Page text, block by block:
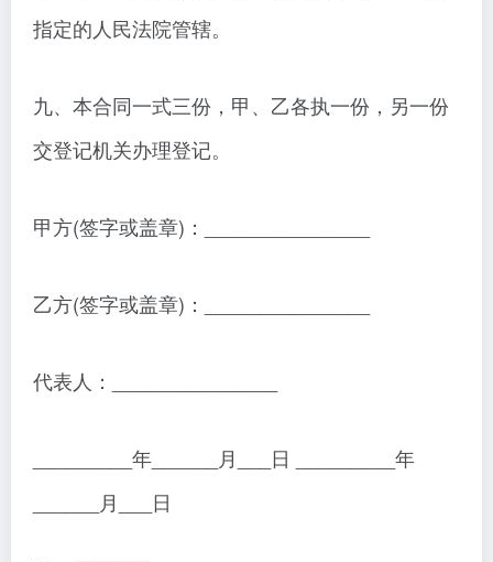
指定的人民法院管辖。
九、本合同一式三份，甲、乙各执一份，另一份
交登记机关办理登记。
甲方(签字或盖章)：_______________
乙方(签字或盖章)：_______________
代表人：_______________
_________年______月___日 _________年
______月___日